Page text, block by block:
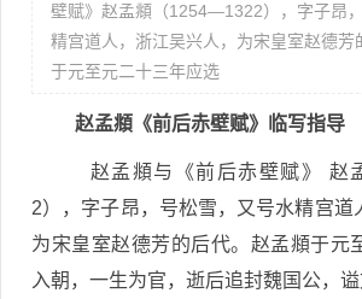
壁赋》赵孟頫（1254—1322），字子昂
精宫道人，浙江吴兴人，为宋皇室赵德芳
于元至元二十三年应选
赵孟頫《前后赤壁赋》临写指导
赵孟頫与《前后赤壁赋》 赵
2），字子昂，号松雪，又号水精宫道
为宋皇室赵德芳的后代。赵孟頫于元
入朝，一生为官，逝后追封魏国公，谥